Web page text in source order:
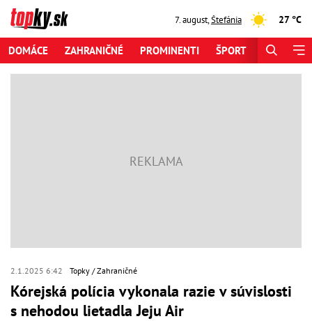
7. august,Štefánia 27 °C
DOMÁCE ZAHRANIČNÉ PROMINENTI ŠPORT
2.1.2025 6:42 Topky Zahraničné
Kórejská polícia vykonala razie v súvislosti
s nehodou lietadla Jeju Air